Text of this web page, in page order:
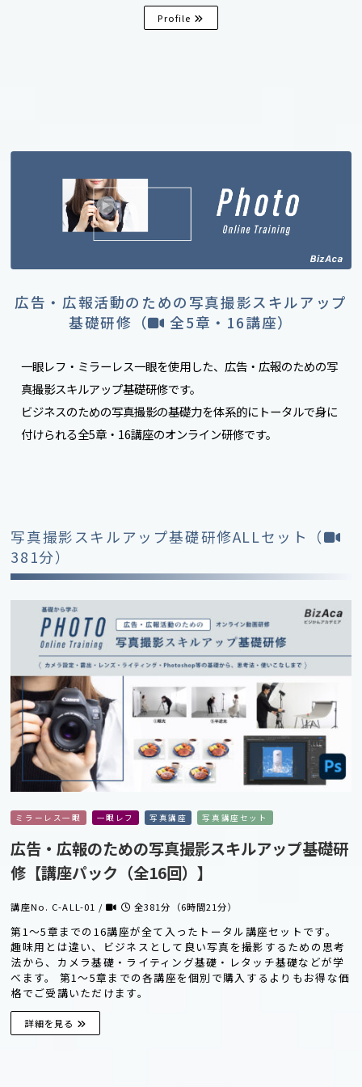
Profile
広告・広報活動のための写真撮影スキルアップ
基礎研修（
全5章・16講座）
一眼レフ・ミラーレス一眼を使用した、広告・広報のための写
真撮影スキルアップ基礎研修です。
ビジネスのための写真撮影の基礎力を体系的にトータルで身に
付けられる全5章・16講座のオンライン研修です。
写真撮影スキルアップ基礎研修ALLセット（
381分）
ミラーレス一眼 一眼レフ 写真講座 写真講座セット
広告・広報のための写真撮影スキルアップ基礎研
修【講座パック（全16回）】
講座No. C-ALL-01 / 全381分（6時間21分）
第1〜5章までの16講座が全て入ったトータル講座セットです。
趣味用とは違い、ビジネスとして良い写真を撮影するための思考
法から、カメラ基礎・ライティング基礎・レタッチ基礎などが学
べます。 第1〜5章までの各講座を個別で購入するよりもお得な価
格でご受講いただけます。
詳細を見る